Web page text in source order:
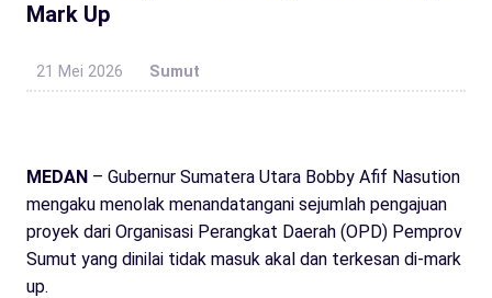
Mark Up
21 Mei 2026 Sumut
MEDAN – Gubernur Sumatera Utara Bobby Afif Nasution
mengaku menolak menandatangani sejumlah pengajuan
proyek dari Organisasi Perangkat Daerah (OPD) Pemprov
Sumut yang dinilai tidak masuk akal dan terkesan di-mark
up.